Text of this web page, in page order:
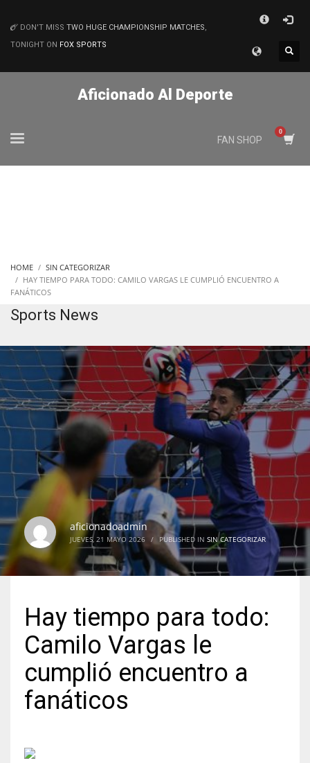
MATCHES
NYJ
DON'T MISS TWO HUGE CHAMPIONSHIP MATCHES,
TONIGHT ON FOX SPORTS
Aficionado Al Deporte
FAN SHOP
HOME
SIN CATEGORIZAR
HAY TIEMPO PARA TODO: CAMILO VARGAS LE CUMPLIÓ ENCUENTRO A
FANÁTICOS
Sports News
aficionadoadmin
JUEVES, 21 MAYO 2026 / PUBLISHED IN SIN CATEGORIZAR
Hay tiempo para todo:
Camilo Vargas le
cumplió encuentro a
fanáticos